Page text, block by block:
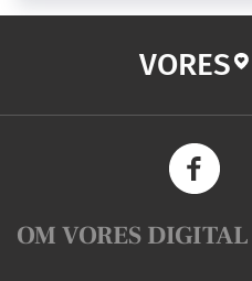
VORES
OM VORES DIGITAL